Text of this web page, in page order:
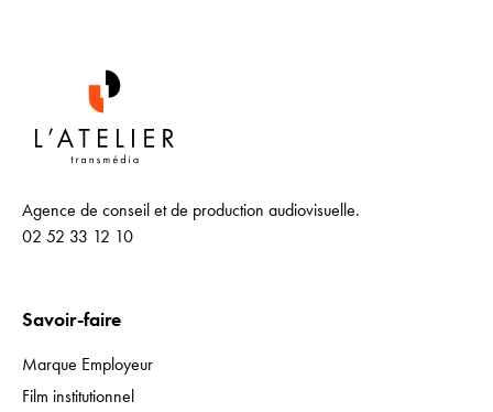
Agence de conseil et de production audiovisuelle.
02 52 33 12 10
Savoir-faire
Marque Employeur
Film institutionnel